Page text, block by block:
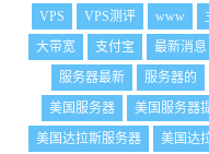
VPS
VPS测评 www
大带宽
支付宝 最新消息
服务器最新
服务器的
美国服务器
美国服务器
美国达拉斯服务器
美国达